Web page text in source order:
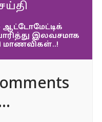
ஆட்டோமேட்டிக்
இலவசமாக
மாணவிகள்..!